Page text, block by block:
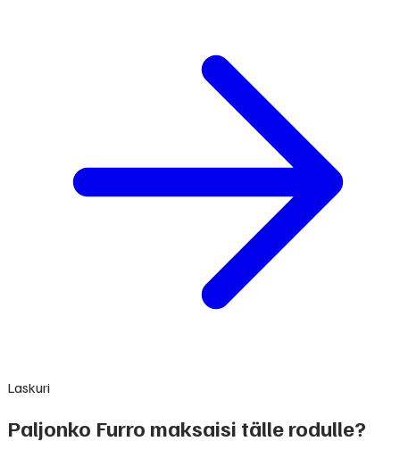
Laskuri
Paljonko Furro maksaisi tälle rodulle?